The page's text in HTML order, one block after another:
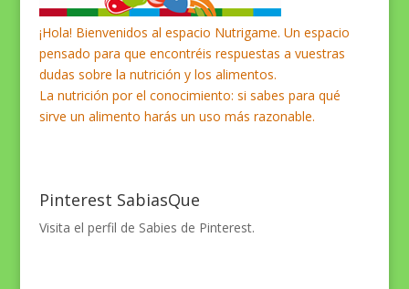
¡Hola! Bienvenidos al espacio Nutrigame. Un espacio
pensado para que encontréis respuestas a vuestras
dudas sobre la nutrición y los alimentos.
La nutrición por el conocimiento: si sabes para qué
sirve un alimento harás un uso más razonable.
Pinterest SabiasQue
Visita el perfil de Sabies de Pinterest.